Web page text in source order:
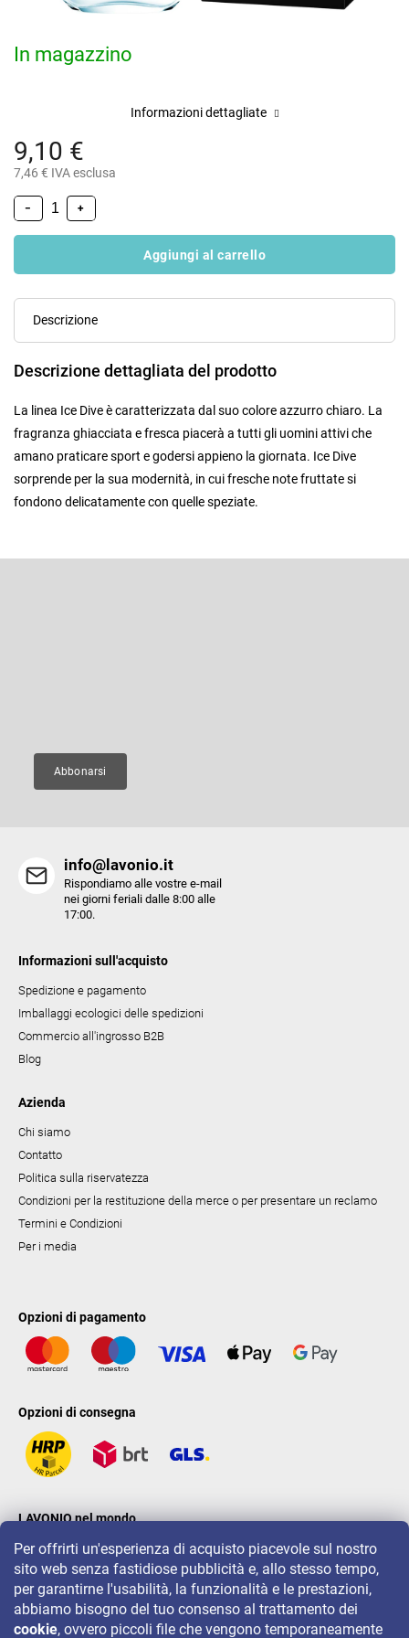
Per offrirti un'esperienza di acquisto piacevole sul nostro
sito web senza fastidiose pubblicità e, allo stesso tempo,
per garantirne l'usabilità, la funzionalità e le prestazioni,
abbiamo bisogno del tuo consenso al trattamento dei
cookie, ovvero piccoli file che vengono temporaneamente
9,10 €
7,46 € IVA esclusa
In magazzino
+
−
Aggiungi al carrello
Informazioni dettagliate
Descrizione
Descrizione dettagliata del prodotto
La linea Ice Dive è caratterizzata dal suo colore azzurro chiaro. La
fragranza ghiacciata e fresca piacerà a tutti gli uomini attivi che
amano praticare sport e godersi appieno la giornata. Ice Dive
sorprende per la sua modernità, in cui fresche note fruttate si
fondono delicatamente con quelle speziate.
Abbonarsi
info@lavonio.it
Rispondiamo alle vostre e-mail
nei giorni feriali dalle 8:00 alle
17:00.
Informazioni sull'acquisto
Spedizione e pagamento
Imballaggi ecologici delle spedizioni
Commercio all'ingrosso B2B
Blog
Azienda
Chi siamo
Contatto
Politica sulla riservatezza
Condizioni per la restituzione della merce o per presentare un reclamo
Termini e Condizioni
Per i media
Opzioni di pagamento
Opzioni di consegna
LAVONIO nel mondo